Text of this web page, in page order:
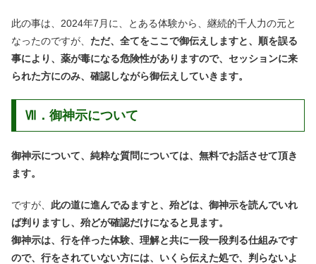
此の事は、2024年7月に、とある体験から、継続的千人力の元と
なったのですが、 ただ、全てをここで御伝えしますと、順を誤る
事により、薬が毒になる危険性がありますので、セッションに来
られた方にのみ、確認しながら御伝えしていきます。
Ⅶ．御神示について
御神示について、純粋な質問については、無料でお話させて頂き
ます。
ですが、 此の道に進んでゐますと、殆どは、御神示を読んでいれ
ば判りますし、殆どが確認だけになると見ます。
御神示は、行を伴った体験、理解と共に一段一段判る仕組みです
ので、行をされていない方には、いくら伝えた処で、判らないよ